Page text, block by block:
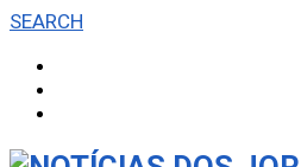
SEARCH